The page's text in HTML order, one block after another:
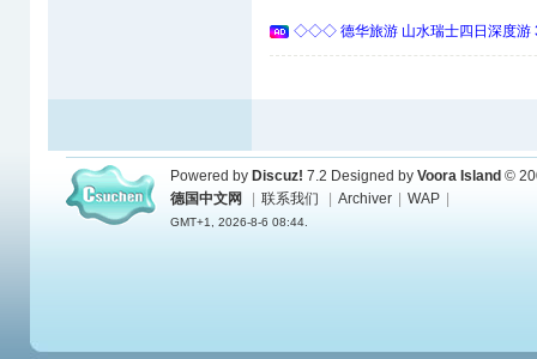
◇◇◇ 德华旅游 山水瑞士四日深度
Powered by Discuz! 7.2 Designed by Voora Island ©
德国中文网
联系我们 Archiver WAP
GMT+1, 2026-8-6 08:44.